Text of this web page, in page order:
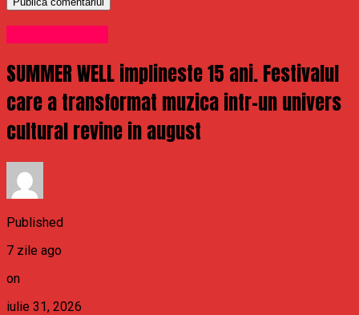
SUMMER WELL implineste 15 ani. Festivalul
care a transformat muzica intr-un univers
cultural revine in august
Published
7 zile ago
on
iulie 31, 2026